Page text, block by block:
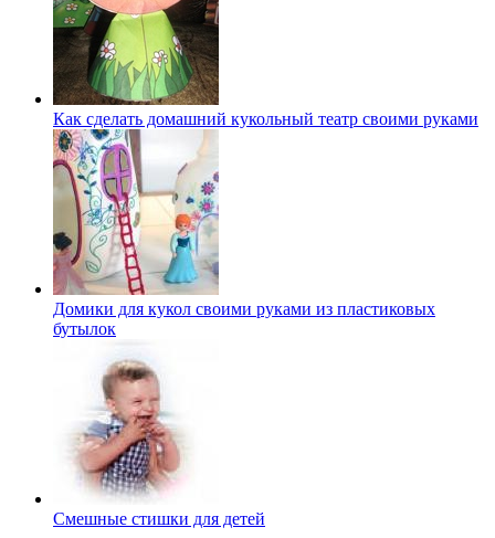
Как сделать домашний кукольный театр своими руками
Домики для кукол своими руками из пластиковых
бутылок
Смешные стишки для детей